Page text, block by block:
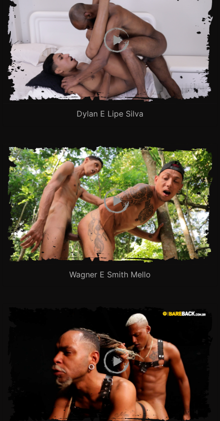
Dylan E Lipe Silva
Wagner E Smith Mello